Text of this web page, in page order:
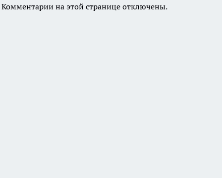
Комментарии на этой странице отключены.